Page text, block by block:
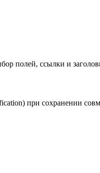
полей, ссылки и
при сохранении